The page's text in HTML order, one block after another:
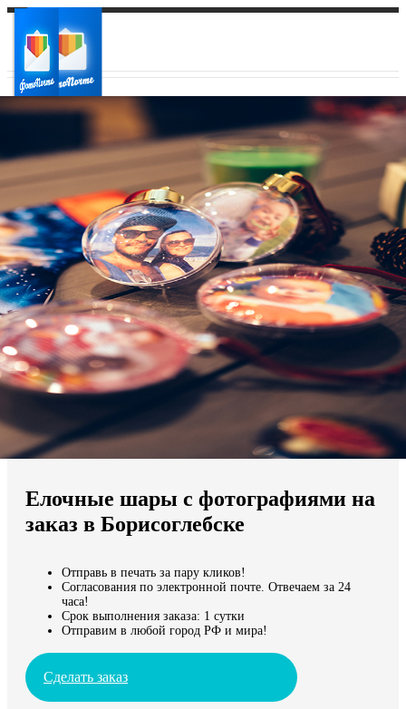
Ваш город:
Ваш регион доставки
Выберите из списка:
Мы доставляем по всему миру
Продолжить без города
Елочные шары с фотографиями на
заказ в Борисоглебске
Отправь в печать за пару кликов!
Согласования по электронной почте. Отвечаем за 24
часа!
Срок выполнения заказа: 1 сутки
Отправим в любой город РФ и мира!
Сделать заказ